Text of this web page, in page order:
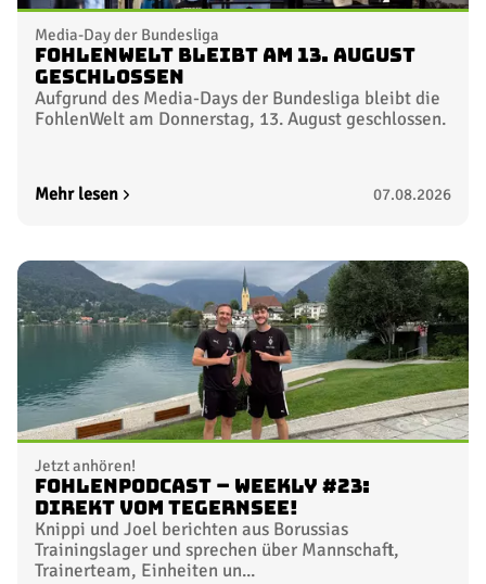
Media-Day der Bundesliga
FohlenWelt bleibt am 13. August
geschlossen
Aufgrund des Media-Days der Bundesliga bleibt die
FohlenWelt am Donnerstag, 13. August geschlossen.
Mehr lesen 07.08.2026
Jetzt anhören!
FohlenPodcast – Weekly #23:
Direkt vom Tegernsee!
Knippi und Joel berichten aus Borussias
Trainingslager und sprechen über Mannschaft,
Trainerteam, Einheiten un...